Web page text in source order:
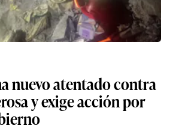
nuevo atentado contra
y exige acción por